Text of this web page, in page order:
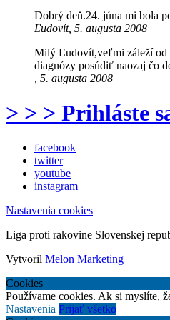
Dobrý deň.24. júna mi bola
Ľudovít, 5. augusta 2008
Milý Ľudovít,veľmi záleží od
diagnózy posúdiť naozaj čo
, 5. augusta 2008
> > > Prihláste
facebook
twitter
youtube
instagram
Nastavenia cookies
Liga proti rakovine Slovenskej
Vytvoril Melon Marketing
Cookies
Používame cookies. Ak si myslíte,
Nastavenia Prijať všetko